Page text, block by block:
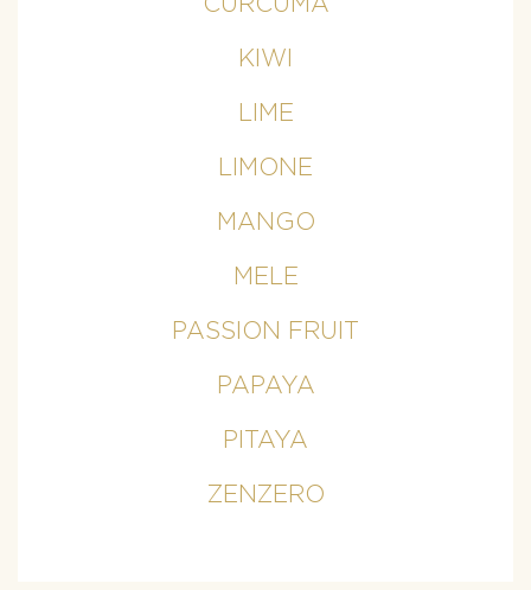
CURCUMA
KIWI
LIME
LIMONE
MANGO
MELE
PASSION FRUIT
PAPAYA
PITAYA
ZENZERO